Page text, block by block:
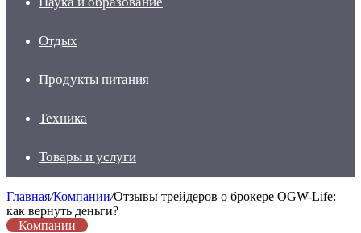
Отдых
Продукты питания
Техника
Товары и услуги
Главная/Компании/Отзывы трейдеров о брокере OGW-Life:
как вернуть деньги?
Компании